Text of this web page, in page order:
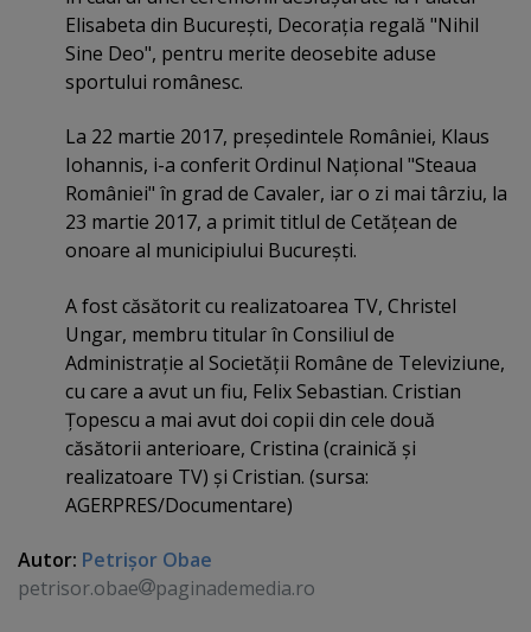
Elisabeta din Bucureşti, Decoraţia regală "Nihil
Sine Deo", pentru merite deosebite aduse
sportului românesc.
La 22 martie 2017, preşedintele României, Klaus
Iohannis, i-a conferit Ordinul Naţional "Steaua
României" în grad de Cavaler, iar o zi mai târziu, la
23 martie 2017, a primit titlul de Cetăţean de
onoare al municipiului Bucureşti.
A fost căsătorit cu realizatoarea TV, Christel
Ungar, membru titular în Consiliul de
Administraţie al Societăţii Române de Televiziune,
cu care a avut un fiu, Felix Sebastian. Cristian
Ţopescu a mai avut doi copii din cele două
căsătorii anterioare, Cristina (crainică şi
realizatoare TV) şi Cristian. (sursa:
AGERPRES/Documentare)
Autor: Petrişor Obae
petrisor.obae
paginademedia.ro